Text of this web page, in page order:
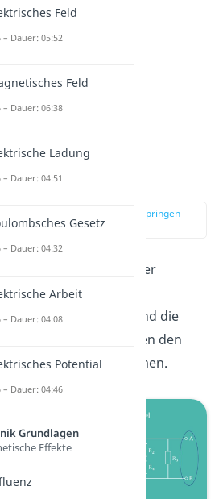
des
zur Stelle im Video springen
(01:33)
wollen jetzt in folgender
die
und die
zwischen den
A und B bestimmen.
Feld
– Dauer: 05:52
Feld
– Dauer: 06:38
Ladung
– Dauer: 04:51
Gesetz
– Dauer: 04:32
Arbeit
– Dauer: 04:08
Potential
– Dauer: 04:46
Grundlagen
Effekte